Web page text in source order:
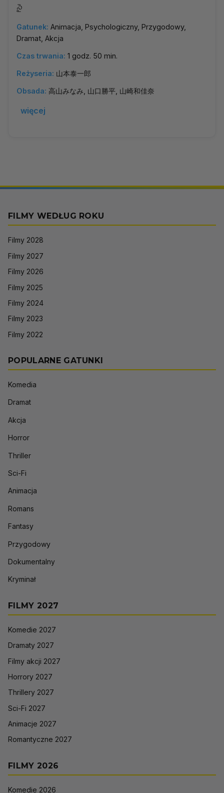
సై
Gatunek: Animacja, Psychologiczny, Przygodowy,
Dramat, Akcja
Czas trwania: 1 godz. 50 min.
Reżyseria: 山本泰一郎
Obsada: 高山みなみ, 山口勝平, 山崎和佳奈
więcej
FILMY WEDŁUG ROKU
Filmy 2028
Filmy 2027
Filmy 2026
Filmy 2025
Filmy 2024
Filmy 2023
Filmy 2022
POPULARNE GATUNKI
Komedia
Dramat
Akcja
Horror
Thriller
Sci-Fi
Animacja
Romans
Fantasy
Przygodowy
Dokumentalny
Kryminał
FILMY 2027
Komedie 2027
Dramaty 2027
Filmy akcji 2027
Horrory 2027
Thrillery 2027
Sci-Fi 2027
Animacje 2027
Romantyczne 2027
FILMY 2026
Komedie 2026